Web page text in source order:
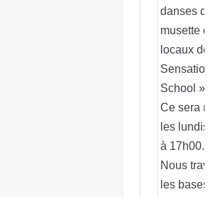
danses de
musette
locaux de
Sensation
School » .
Ce sera
les lundis
à 17h00.
Nous
les bases